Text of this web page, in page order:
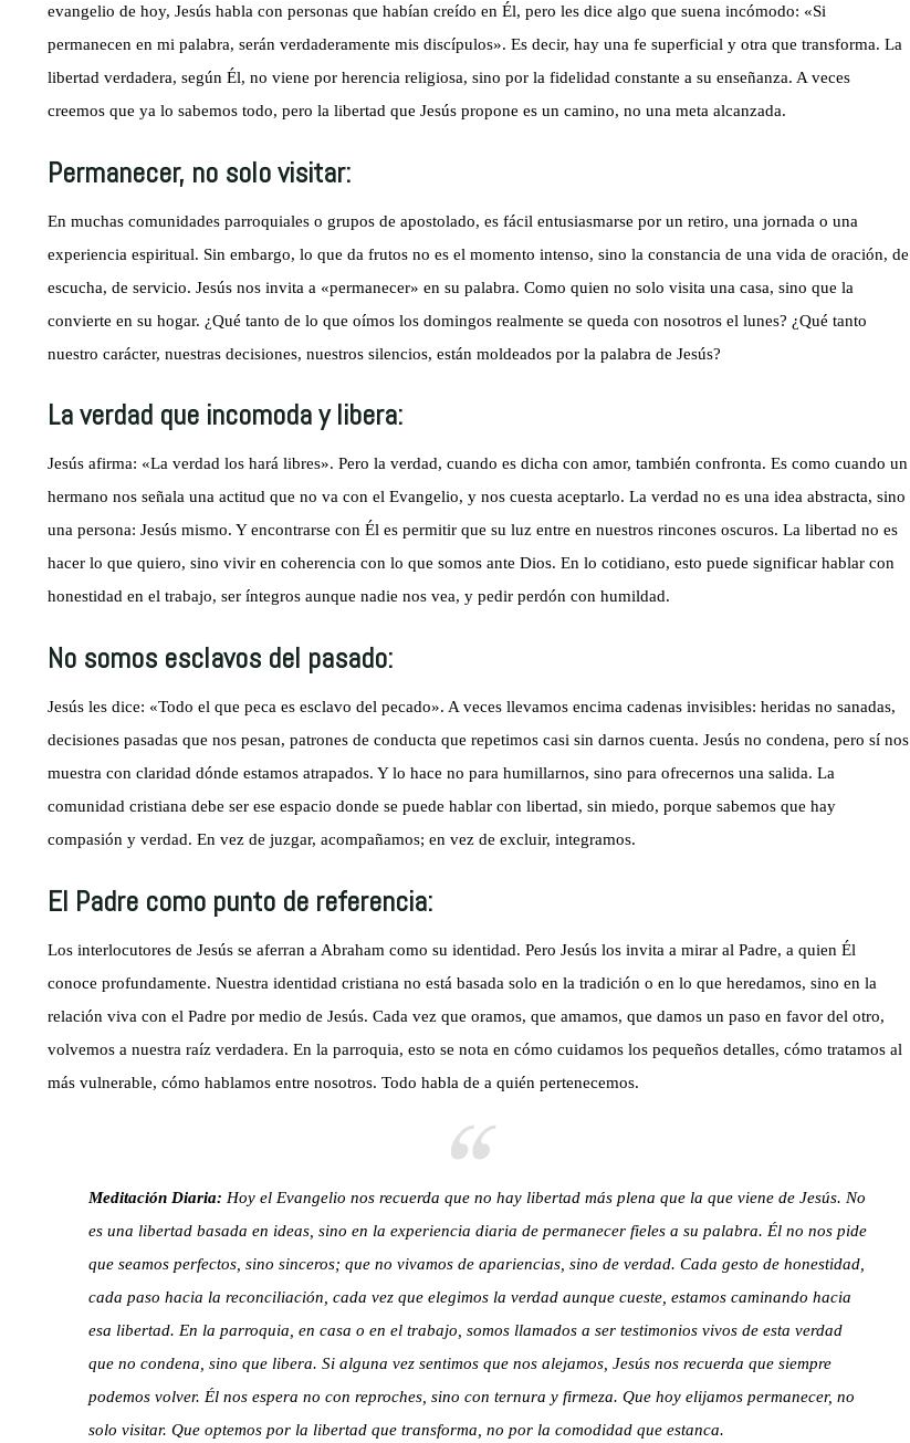
evangelio de hoy, Jesús habla con personas que habían creído en Él, pero les dice algo que suena incómodo: «Si
permanecen en mi palabra, serán verdaderamente mis discípulos». Es decir, hay una fe superficial y otra que transforma. La
libertad verdadera, según Él, no viene por herencia religiosa, sino por la fidelidad constante a su enseñanza. A veces
creemos que ya lo sabemos todo, pero la libertad que Jesús propone es un camino, no una meta alcanzada.
Permanecer, no solo visitar:
En muchas comunidades parroquiales o grupos de apostolado, es fácil entusiasmarse por un retiro, una jornada o una
experiencia espiritual. Sin embargo, lo que da frutos no es el momento intenso, sino la constancia de una vida de oración, de
escucha, de servicio. Jesús nos invita a «permanecer» en su palabra. Como quien no solo visita una casa, sino que la
convierte en su hogar. ¿Qué tanto de lo que oímos los domingos realmente se queda con nosotros el lunes? ¿Qué tanto
nuestro carácter, nuestras decisiones, nuestros silencios, están moldeados por la palabra de Jesús?
La verdad que incomoda y libera:
Jesús afirma: «La verdad los hará libres». Pero la verdad, cuando es dicha con amor, también confronta. Es como cuando un
hermano nos señala una actitud que no va con el Evangelio, y nos cuesta aceptarlo. La verdad no es una idea abstracta, sino
una persona: Jesús mismo. Y encontrarse con Él es permitir que su luz entre en nuestros rincones oscuros. La libertad no es
hacer lo que quiero, sino vivir en coherencia con lo que somos ante Dios. En lo cotidiano, esto puede significar hablar con
honestidad en el trabajo, ser íntegros aunque nadie nos vea, y pedir perdón con humildad.
No somos esclavos del pasado:
Jesús les dice: «Todo el que peca es esclavo del pecado». A veces llevamos encima cadenas invisibles: heridas no sanadas,
decisiones pasadas que nos pesan, patrones de conducta que repetimos casi sin darnos cuenta. Jesús no condena, pero sí nos
muestra con claridad dónde estamos atrapados. Y lo hace no para humillarnos, sino para ofrecernos una salida. La
comunidad cristiana debe ser ese espacio donde se puede hablar con libertad, sin miedo, porque sabemos que hay
compasión y verdad. En vez de juzgar, acompañamos; en vez de excluir, integramos.
El Padre como punto de referencia:
Los interlocutores de Jesús se aferran a Abraham como su identidad. Pero Jesús los invita a mirar al Padre, a quien Él
conoce profundamente. Nuestra identidad cristiana no está basada solo en la tradición o en lo que heredamos, sino en la
relación viva con el Padre por medio de Jesús. Cada vez que oramos, que amamos, que damos un paso en favor del otro,
volvemos a nuestra raíz verdadera. En la parroquia, esto se nota en cómo cuidamos los pequeños detalles, cómo tratamos al
más vulnerable, cómo hablamos entre nosotros. Todo habla de a quién pertenecemos.
Meditación Diaria: Hoy el Evangelio nos recuerda que no hay libertad más plena que la que viene de Jesús. No
es una libertad basada en ideas, sino en la experiencia diaria de permanecer fieles a su palabra. Él no nos pide
que seamos perfectos, sino sinceros; que no vivamos de apariencias, sino de verdad. Cada gesto de honestidad,
cada paso hacia la reconciliación, cada vez que elegimos la verdad aunque cueste, estamos caminando hacia
esa libertad. En la parroquia, en casa o en el trabajo, somos llamados a ser testimonios vivos de esta verdad
que no condena, sino que libera. Si alguna vez sentimos que nos alejamos, Jesús nos recuerda que siempre
podemos volver. Él nos espera no con reproches, sino con ternura y firmeza. Que hoy elijamos permanecer, no
solo visitar. Que optemos por la libertad que transforma, no por la comodidad que estanca.